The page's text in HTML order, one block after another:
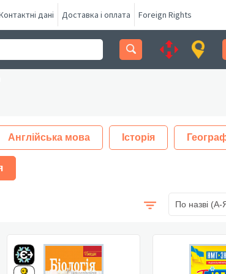
дані Доставка і оплата Foreign Rights
Англійська мова Історія
По назві (A-